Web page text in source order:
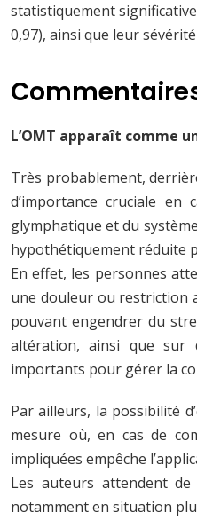
statistiquement
0,97), ainsi que leur
L’OMT apparaît comme
Très probablement,
d’importance cruciale
glymphatique et du
hypothétiquement réduite
En effet, les personnes
une douleur ou restriction
pouvant engendrer du
altération, ainsi que sur
importants pour gérer la
Par ailleurs, la possibilité
mesure où, en cas de
impliquées empêche
Les auteurs attendent
notamment en situation